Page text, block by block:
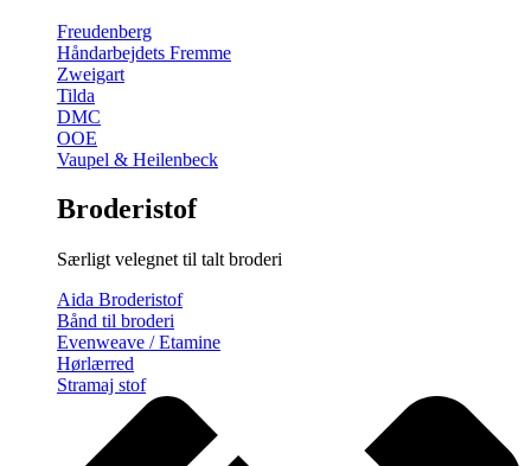
Freudenberg
Håndarbejdets Fremme
Zweigart
Tilda
DMC
OOE
Vaupel & Heilenbeck
Broderistof
Særligt velegnet til talt broderi
Aida Broderistof
Bånd til broderi
Evenweave / Etamine
Hørlærred
Stramaj stof